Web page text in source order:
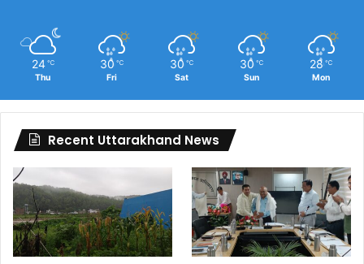
24 ℃
Thu
30 ℃
Fri
30 ℃
Sat
30 ℃
Sun
28 ℃
Mon
Recent Uttarakhand News